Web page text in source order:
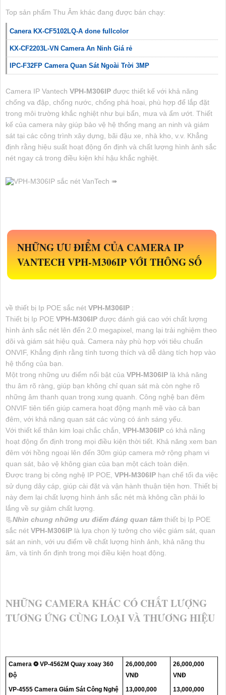
Top sản phẩm Thu Âm khác đang được bán chạy:
Canera KX-CF5102LQ-A done fullcolor
KX-CF2203L-VN Camera An Ninh Giá rẻ
IPC-F32FP Camera Quan Sát Ngoài Trời 3MP
Camera IP Vantech VPH-M306IP được thiết kế với khả năng
chống va đập, chống nước, chống phá hoại, phù hợp để lắp đặt
trong môi trường khắc nghiệt như bụi bẩn, mưa và ẩm ướt. Thiết
kế của camera này giúp bảo vệ hệ thống mạng an ninh và giám
sát tại các công trình xây dựng, bãi đậu xe, nhà kho, v.v. Khẳng
định rằng hiệu suất hoạt động ổn định và chất lượng hình ảnh sắc
nét ngay cả trong điều kiện khí hậu khắc nghiệt.
NHỮNG ƯU ĐIỂM CỦA CAMERA IP
VANTECHVPH-M306IPVỚI THÔNG SỐ
về thiết bị Ip POE sắc nét VPH-M306IP :
Thiết bị Ip POE VPH-M306IP được đánh giá cao với chất lượng
hình ảnh sắc nét lên đến 2.0 megapixel, mang lại trải nghiệm theo
dõi và giám sát hiệu quả. Camera này phù hợp với tiêu chuẩn
ONVIF, Khẳng định rằng tính tương thích và dễ dàng tích hợp vào
hệ thống của bạn.
Một trong những ưu điểm nổi bật của VPH-M306IP là khả năng
thu âm rõ ràng, giúp bạn không chỉ quan sát mà còn nghe rõ
những âm thanh quan trọng xung quanh. Công nghệ ban đêm
ONVIF tiên tiến giúp camera hoạt động mạnh mẽ vào cả ban
đêm, với khả năng quan sát các vùng có ánh sáng yếu.
Với thiết kế thân kim loại chắc chắn, VPH-M306IP có khả năng
hoạt động ổn định trong mọi điều kiện thời tiết. Khả năng xem ban
đêm với hồng ngoại lên đến 30m giúp camera mở rộng phạm vi
quan sát, bảo vệ không gian của bạn một cách toàn diện.
Được trang bị công nghệ IP POE, VPH-M306IP hạn chế tối đa việc
sử dụng dây cáp, giúp cài đặt và vận hành thuận tiện hơn. Thiết bị
này đem lại chất lượng hình ảnh sắc nét mà không cần phải lo
lắng về sự giảm chất lượng.
📃Nhìn chung những ưu điểm đáng quan tâm thiết bị Ip POE
sắc nét VPH-M306IP là lựa chọn lý tưởng cho việc giám sát, quan
sát an ninh, với ưu điểm về chất lượng hình ảnh, khả năng thu
âm, và tính ổn định trong mọi điều kiện hoạt động.
NHỮNG CAMERA KHÁC CÓ CHẤT LƯỢNG
TƯƠNG ỨNG CÙNG LOẠI VÀ THƯƠNG HIỆU
Camera ❂ VP-4562M Quay xoay 360
Độ
26,000,000
VNĐ
26,000,000
VNĐ
VP-4555 Camera Giám Sát Công Nghệ
13,000,000
13,000,000